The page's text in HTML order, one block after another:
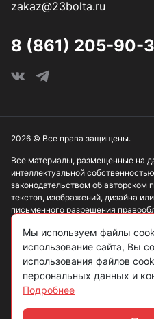
zakaz@23bolta.ru
8 (861) 205-90-
Все материалы, размещенные на
интеллектуальной
законодательством об авторском
текстов, изображений, дизайна
письменного разрешения
Информация, представленная на
ознакомительный характер и не
публичная оферта в соответствии
Политика конфиденциальности
Согласие на обработку данных
2026 © Все права защищены.
Мы используем файлы
использование сайта, Вы
использования файлов
персональных данных и
Подробнее